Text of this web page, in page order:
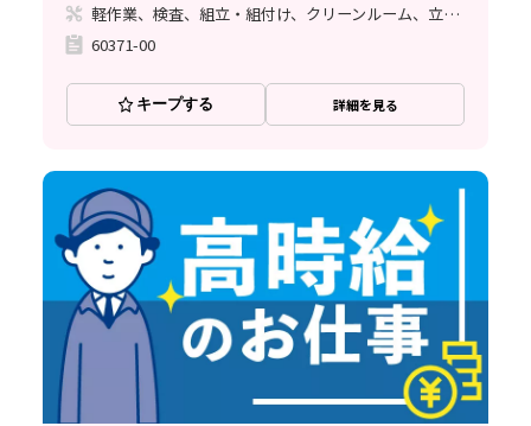
軽作業、検査、組立・組付け、クリーンルーム、立ち作業
60371-00
キープする 詳細を見る